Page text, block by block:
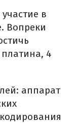
в
Вопреки
4
аппарат